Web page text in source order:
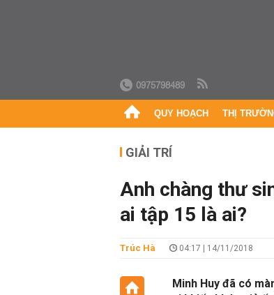
0975798489
QUY HOẠCH THỊ
GIẢI TRÍ
Anh chàng thư
ai tập 15 là ai?
Trúc Hà 04:17 | 14/11/2018
Minh Huy đã có